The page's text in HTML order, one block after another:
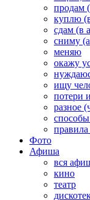
продам
куплю
сдам (в
сниму
меняю
окажу
ищу
потери
разное
правила
Фото
Афиша
вся
кино
театр